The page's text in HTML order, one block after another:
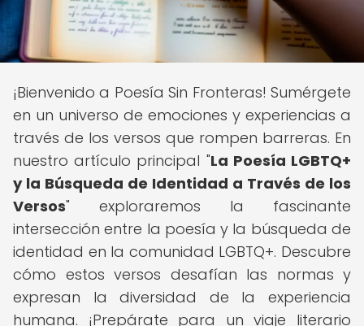
¡Bienvenido a Poesía Sin Fronteras! Sumérgete
en un universo de emociones y experiencias a
través de los versos que rompen barreras. En
nuestro artículo principal "La Poesía LGBTQ+
y la Búsqueda de Identidad a Través de los
Versos" exploraremos la fascinante
intersección entre la poesía y la búsqueda de
identidad en la comunidad LGBTQ+. Descubre
cómo estos versos desafían las normas y
expresan la diversidad de la experiencia
humana. ¡Prepárate para un viaje literario